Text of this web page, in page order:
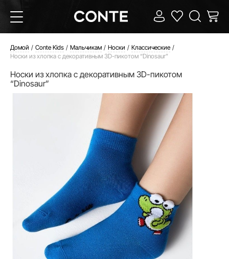
Домой Conte Kids Мальчикам Носки
Классические
Носки из хлопка с декоративным 3D-пикотом “Dinosaur”
Носки из хлопка с декоративным 3D-пикотом
“Dinosaur”